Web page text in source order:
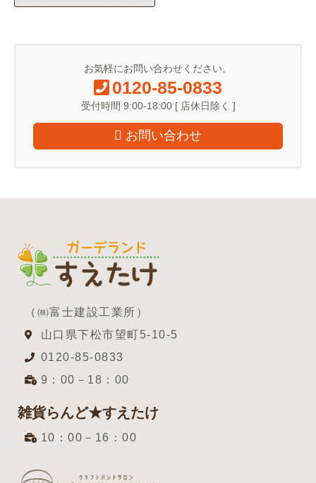
お気軽にお問い合わせください。
0120-85-0833
受付時間 9:00-18:00 [ 店休日除く ]
お問い合わせ
（㈱富士建設工業所）
山口県下松市望町5-10-5
0120-85-0833
9：00－18：00
雑貨らんど★すえたけ
10：00－16：00